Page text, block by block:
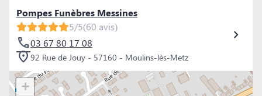
Pompes Funèbres Messines
5/5(60 avis)
03 67 80 17 08
92 Rue de Jouy - 57160 - Moulins-lès-Metz
+